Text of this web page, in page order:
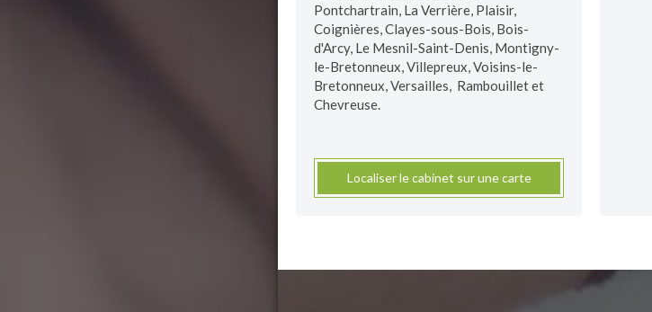
Pontchartrain, La Verrière, Plaisir,
Coignières, Clayes-sous-Bois, Bois-
d'Arcy, Le Mesnil-Saint-Denis, Montigny-
le-Bretonneux, Villepreux, Voisins-le-
Bretonneux, Versailles, Rambouillet et
Chevreuse.
Localiser le cabinet sur une carte